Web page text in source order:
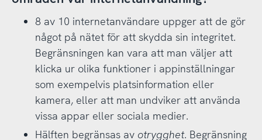
8 av 10 internetanvändare uppger att de gör
något på nätet för att skydda sin integritet.
Begränsningen kan vara att man väljer att
klicka ur olika funktioner i appinställningar
som exempelvis platsinformation eller
kamera, eller att man undviker att använda
vissa appar eller sociala medier.
Hälften begränsas av otrygghet. Begränsning